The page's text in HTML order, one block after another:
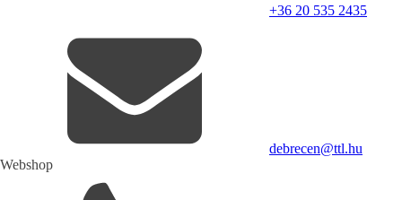
+36 20 535 2435
debrecen@ttl.hu
Webshop